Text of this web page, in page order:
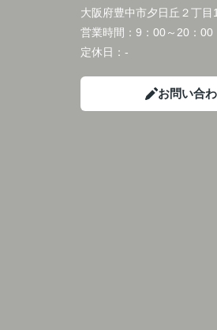
大阪府豊中市夕日丘２丁目
営業時間： 9：00～20：00
定休日： -
お問い合